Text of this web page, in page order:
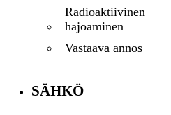
Radioaktiivinen
hajoaminen
Vastaava annos
SÄHKÖ